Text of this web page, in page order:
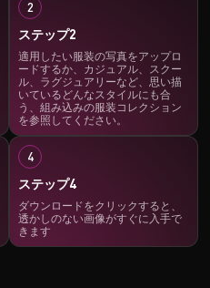
ステップ2
適用したい服装の写真をアップロ
ードするか、カジュアル、スクー
ル、ラグジュアリーなど、思い描
いているどんなスタイルにも合
う、組み込みの服装コレクション
を参照してください。
ステップ4
ダウンロードをクリックすると、
透かしのない画像がすぐに入手で
きます